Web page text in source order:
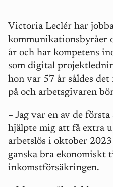
Victoria Leclér har
kommunikationsbyråer
år och har kompetens
som digital
hon var 57 år såldes
på och arbetsgivaren
– Jag var en av de
hjälpte mig att få extra
arbetslös i oktober
ganska bra ekonomiskt
inkomstförsäkringen.